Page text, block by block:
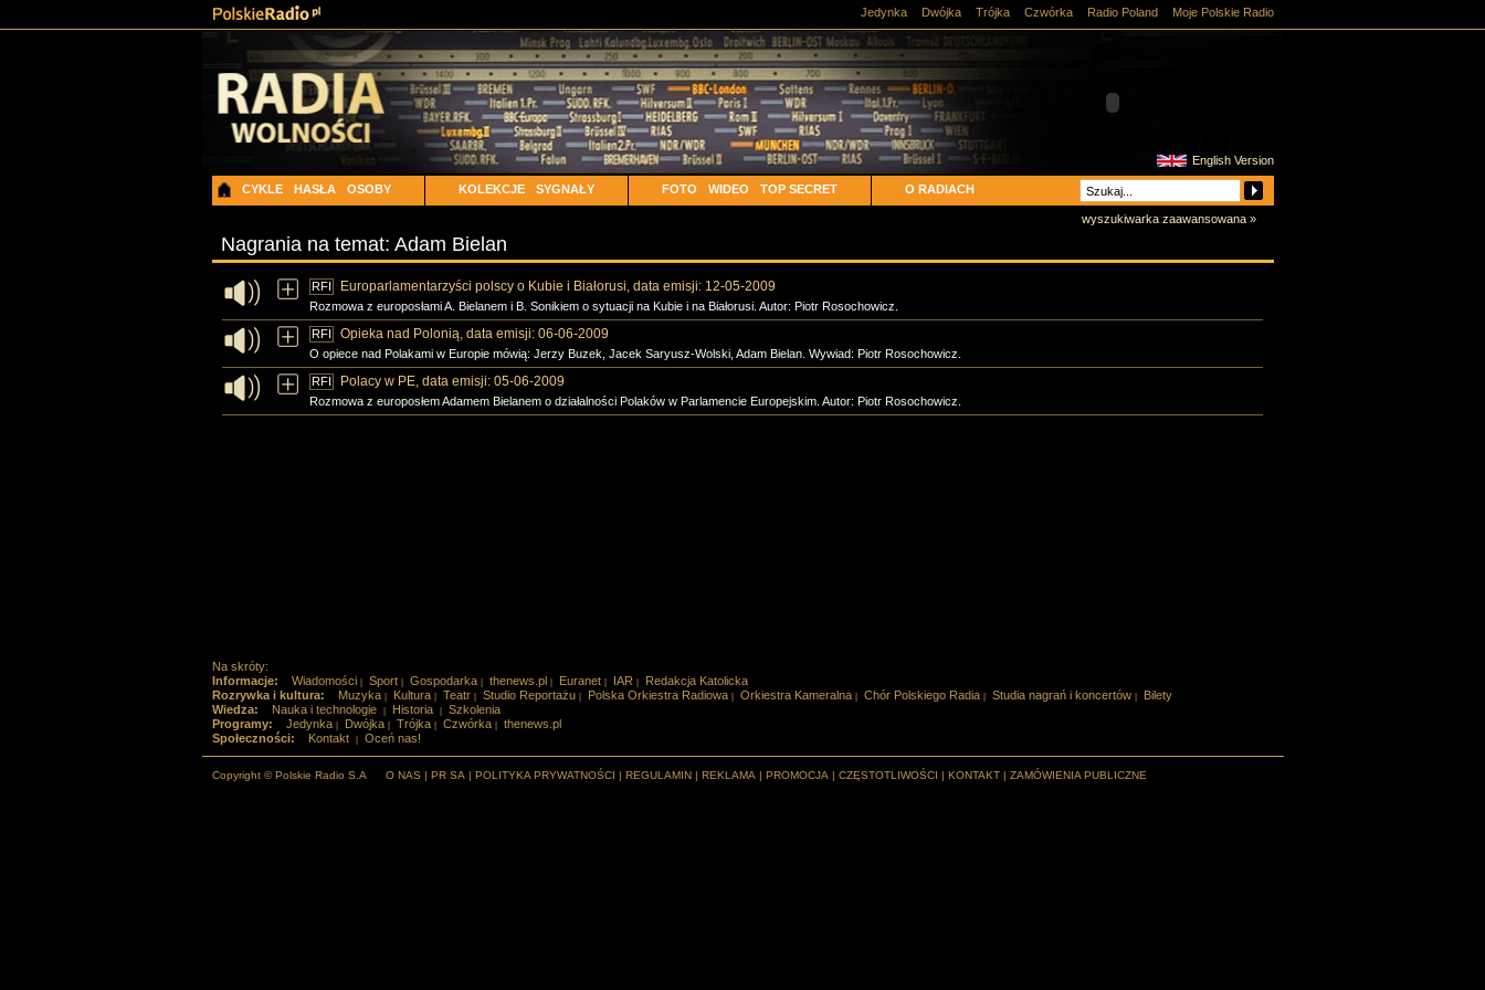
Jedynka Dwójka Trójka Czwórka Radio Poland Moje Polskie Radio
English Version
CYKLE HASŁA OSOBY KOLEKCJE SYGNAŁY FOTO WIDEO TOP SECRET O RADIACH
wyszukiwarka zaawansowana »
Nagrania na temat: Adam Bielan
RFI Europarlamentarzyści polscy o Kubie i Białorusi, data emisji: 12-05-2009
Rozmowa z europosłami A. Bielanem i B. Sonikiem o sytuacji na Kubie i na Białorusi. Autor: Piotr Rosochowicz.
RFI Opieka nad Polonią, data emisji: 06-06-2009
O opiece nad Polakami w Europie mówią: Jerzy Buzek, Jacek Saryusz-Wolski, Adam Bielan. Wywiad: Piotr Rosochowicz.
RFI Polacy w PE, data emisji: 05-06-2009
Rozmowa z europosłem Adamem Bielanem o działalności Polaków w Parlamencie Europejskim. Autor: Piotr Rosochowicz.
Na skróty:
Informacje:
Wiadomości Sport Gospodarka thenews.pl Euranet IAR
Redakcja Katolicka
Rozrywka i kultura:
Muzyka Kultura Teatr Studio Reportażu Polska Orkiestra Radiowa Orkiestra Kameralna Chór Polskiego Radia Studia nagrań i koncertów
Bilety
Wiedza:
Nauka i technologie Historia
Szkolenia
Programy:
Jedynka Dwójka Trójka Czwórka
thenews.pl
Społeczności:
Kontakt Oceń nas!
Copyright © Polskie Radio S.A O NAS | PR SA | POLITYKA PRYWATNOŚCI | REGULAMIN | REKLAMA | PROMOCJA | CZĘSTOTLIWOŚCI | KONTAKT | ZAMÓWIENIA PUBLICZNE